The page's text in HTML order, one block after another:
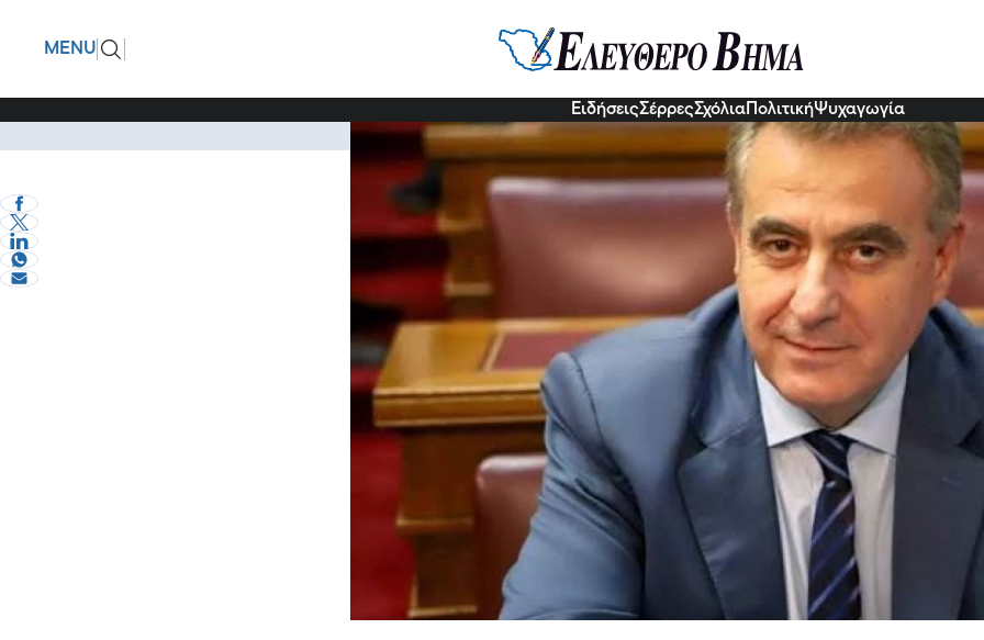
MENU
ΕιδήσειςΣέρρεςΣχόλια ΠολιτικήΨυχαγωγία
ΥΠΑΑΤ- Νέες συντονισμένες
χώρας απέναντι στις επιζωοτίες
eVima Serres Team07 Ιου 2026, 18:05